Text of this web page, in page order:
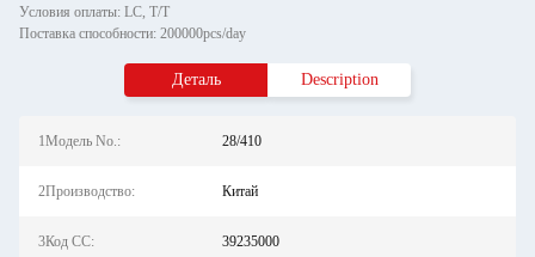
Условия оплаты: LC, T/T
Поставка способности: 200000pcs/day
Деталь Description
1Модель No.: 28/410
2Производство: Китай
3Код СС: 39235000